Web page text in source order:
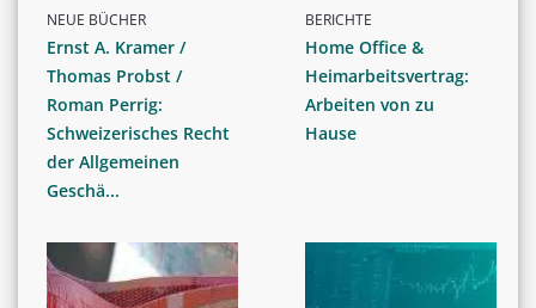
NEUE BÜCHER
Ernst A. Kramer /
Thomas Probst /
Roman Perrig:
Schweizerisches Recht
der Allgemeinen
Geschä...
BERICHTE
Home Office &
Heimarbeitsvertrag:
Arbeiten von zu
Hause